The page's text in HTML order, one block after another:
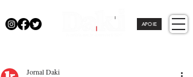
APOIE
Jornal Daki